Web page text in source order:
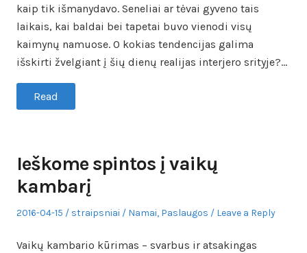
kaip tik išmanydavo. Seneliai ar tėvai gyveno tais
laikais, kai baldai bei tapetai buvo vienodi visų
kaimynų namuose. O kokias tendencijas galima
išskirti žvelgiant į šių dienų realijas interjero srityje?…
Read
Ieškome spintos į vaikų
kambarį
Posted
2016-04-15 Author
straipsniai
Posted
Namai, Paslaugos Leave a Reply
Vaikų kambario kūrimas – svarbus ir atsakingas